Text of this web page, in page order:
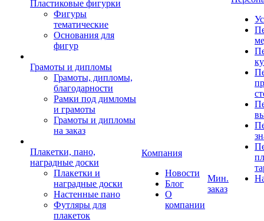
Пластиковые фигурки
Фигуры
тематические
Основания для
фигур
Грамоты и дипломы
Грамоты, дипломы,
благодарности
Рамки под димломы
и грамоты
Грамоты и дипломы
на заказ
Плакетки, пано,
наградные доски
Плакетки и
наградные доски
Настенные пано
Футляры для
плакеток
Компания
Новости
Блог
О
компании
Мин.
заказ